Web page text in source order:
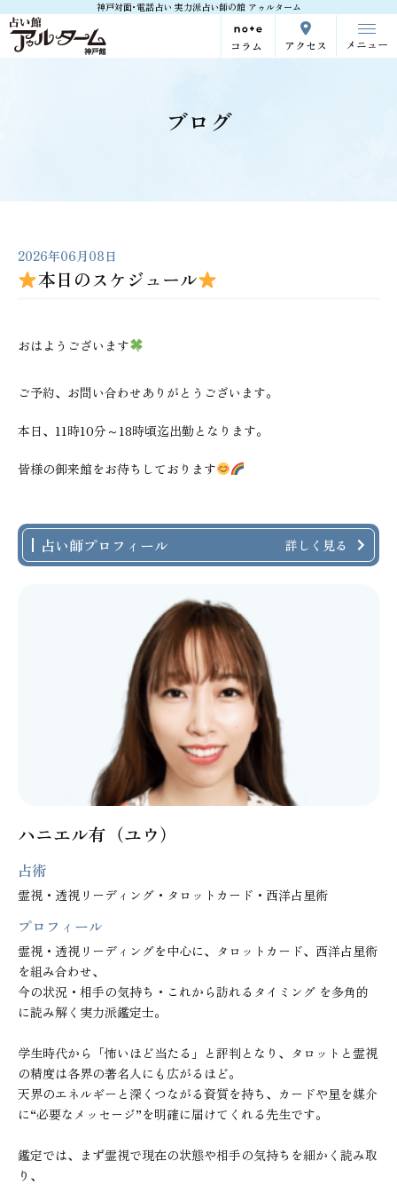
神戸対面･電話占い 実力派占い師の館 アゥルターム
コラム アクセス メニュー
ブログ
2026年06月08日
本日のスケジュール
おはようございます
ご予約、お問い合わせありがとうございます。
本日、11時10分～18時頃迄出勤となります。
皆様の御来館をお待ちしております
占い師プロフィール 詳しく見る
ハニエル有（ユウ）
占術
霊視・透視リーディング・タロットカード・西洋占星術
プロフィール
霊視・透視リーディングを中心に、タロットカード、西洋占星術
を組み合わせ、
今の状況・相手の気持ち・これから訪れるタイミング を多角的
に読み解く実力派鑑定士。
学生時代から「怖いほど当たる」と評判となり、タロットと霊視
の精度は各界の著名人にも広がるほど。
天界のエネルギーと深くつながる資質を持ち、カードや星を媒介
に“必要なメッセージ”を明確に届けてくれる先生です。
鑑定では、まず霊視で現在の状態や相手の気持ちを細かく読み取
り、